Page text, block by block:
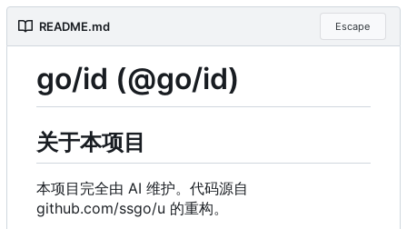
README.md Escape
go/id (@go/id)
关于本项目
本项目完全由 AI 维护。代码源自
github.com/ssgo/u 的重构。